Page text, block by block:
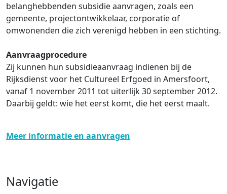
belanghebbenden subsidie aanvragen, zoals een
gemeente, projectontwikkelaar, corporatie of
omwonenden die zich verenigd hebben in een stichting.
Aanvraagprocedure
Zij kunnen hun subsidieaanvraag indienen bij de
Rijksdienst voor het Cultureel Erfgoed in Amersfoort,
vanaf 1 november 2011 tot uiterlijk 30 september 2012.
Daarbij geldt: wie het eerst komt, die het eerst maalt.
Meer informatie en aanvragen
Navigatie